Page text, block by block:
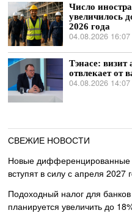
Число
увеличилось
2026 года
04.08.2026 16:07
Тэнасе: визит
отвлекает от
04.08.2026 14:07
СВЕЖИЕ НОВОСТИ
Новые дифференцированные
вступят в силу с апреля 2027
Подоходный налог для
планируется увеличить до